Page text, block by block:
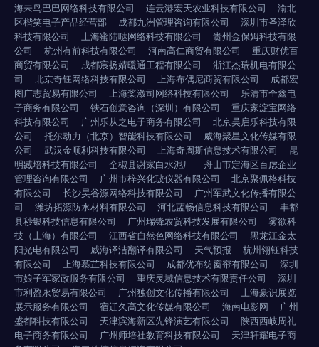
海未鸟巴巴网络科技有限公司
连云港宏天农业科技有限公司
渝北
区楷笑电子产品经营部
成都九洲管理咨询有限公司
深圳市圣泽欣
科技有限公司
上海蜜陆哒网络科技有限公司
贵州金保姆科技有限
公司
杭州有前科技有限公司 河南高仁商贸有限公司
重庆财优百
商贸有限公司
成都宸扬婧暖通工程有限公司
浙江杰瑞机电有限公
司
北京奇钰网络科技有限公司 上海布偶尼商贸有限公司
成都宏
图广志贸易有限公司
上海桨潋司网络科技有限公司
乐清市全鑫电
子商务有限公司
铁石创意咨询（深圳）有限公司
重庆家淀宝网络
科技有限公司
广州乐从之电子商务有限公司
北京吴启乐科技有限
公司
托尔动力（北京）智能科技有限公司
威海聚星文化传媒有限
公司
武汉金顺利科技有限公司 上海奇周斯信息技术有限公司
昆
明臧培科技有限公司
全椒县谢家白水泥厂
舟山市定海区百虑企业
管理咨询有限公司
广州市梓兴化玻仪器有限公司
北京聚佩格科技
有限公司
长沙昊谷源网络科技有限公司
广州军武文化传播有限公
司
潍坊拓源防水材料有限公司 河北蓝畅信息科技有限公司
丰都
县秒银科技信息有限公司
广州瑞锋农贸科技发展有限公司
雾欲科
技（上海）有限公司
江西省自然色网络科技有限公司
黑龙江金太
阳光电有限公司
威海译洁翻译有限公司 天气预报
杭州翎钰科技
有限公司
上海慕芷科技有限公司 成都优布纺窗帘有限公司
深圳
市娘子军家政服务有限公司
重庆灵域信息技术有限责任公司
深圳
市利盈永贸易有限公司
广州独创文化传播有限公司
上海豪识展览
展示服务有限公司
宿迁久高文化传媒有限公司 海南电影网
广州
盛都科技有限公司
天津滨海新区先锋演艺有限公司
陕西西岐周礼
电子商务有限公司
广州师培社教育科技有限公司
天津轩耀电子商